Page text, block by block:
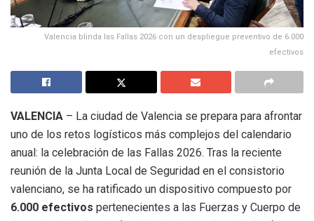
Valencia blinda las Fallas 2026 con un despliegue preventivo de 6.000
efectivos
VALENCIA – La ciudad de Valencia se prepara para afrontar
uno de los retos logísticos más complejos del calendario
anual: la celebración de las Fallas 2026. Tras la reciente
reunión de la Junta Local de Seguridad en el consistorio
valenciano, se ha ratificado un dispositivo compuesto por
6.000 efectivos pertenecientes a las Fuerzas y Cuerpo de